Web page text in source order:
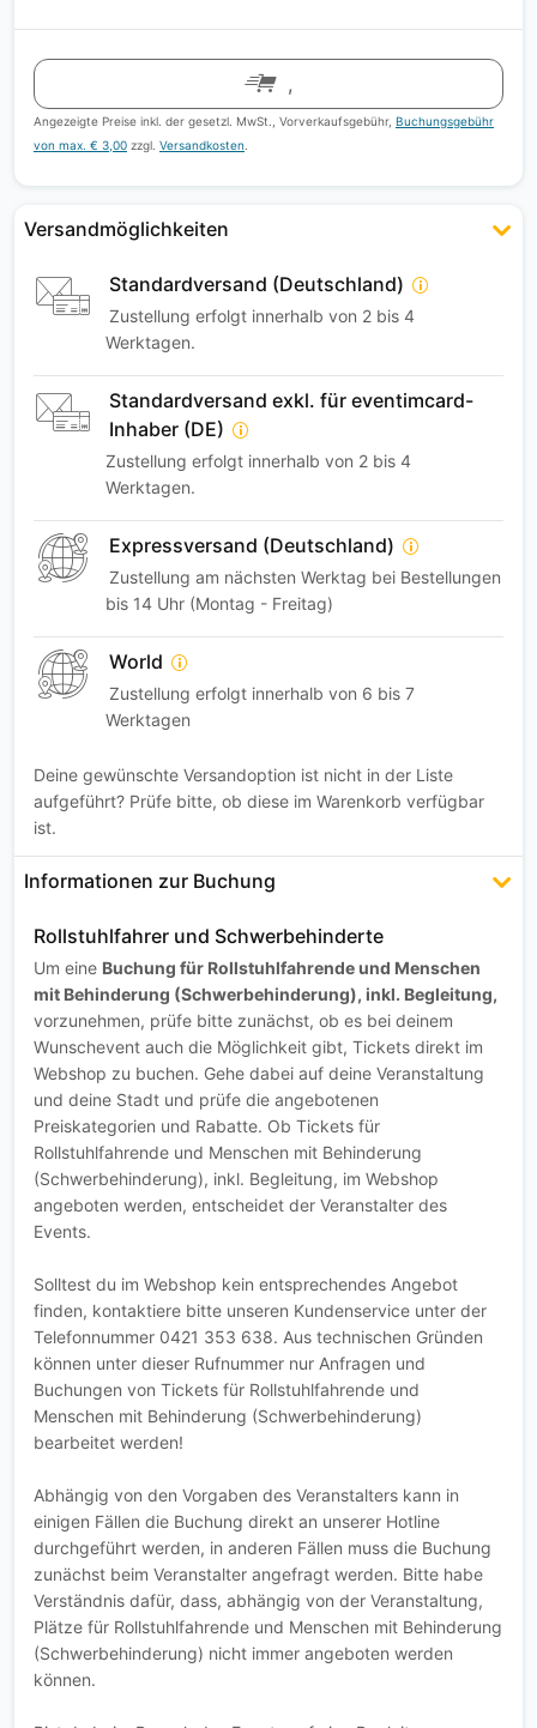
,
Angezeigte Preise inkl. der gesetzl. MwSt., Vorverkaufsgebühr, Buchungsgebühr
von max. € 3,00 zzgl. Versandkosten
Versandmöglichkeiten
Standardversand (Deutschland)
Zustellung erfolgt innerhalb von 2 bis 4
Werktagen.
Standardversand exkl. für eventimcard-
Inhaber (DE)
Zustellung erfolgt innerhalb von 2 bis 4
Werktagen.
Expressversand (Deutschland)
Zustellung am nächsten Werktag bei Bestellungen
bis 14 Uhr (Montag - Freitag)
World
Zustellung erfolgt innerhalb von 6 bis 7
Werktagen
Deine gewünschte Versandoption ist nicht in der Liste
aufgeführt? Prüfe bitte, ob diese im Warenkorb verfügbar
ist.
Informationen zur Buchung
Rollstuhlfahrer und Schwerbehinderte
Um eine Buchung für Rollstuhlfahrende und Menschen
mit Behinderung (Schwerbehinderung), inkl. Begleitung,
vorzunehmen, prüfe bitte zunächst, ob es bei deinem
Wunschevent auch die Möglichkeit gibt, Tickets direkt im
Webshop zu buchen. Gehe dabei auf deine Veranstaltung
und deine Stadt und prüfe die angebotenen
Preiskategorien und Rabatte. Ob Tickets für
Rollstuhlfahrende und Menschen mit Behinderung
(Schwerbehinderung), inkl. Begleitung, im Webshop
angeboten werden, entscheidet der Veranstalter des
Events.
Solltest du im Webshop kein entsprechendes Angebot
finden, kontaktiere bitte unseren Kundenservice unter der
Telefonnummer 0421 353 638. Aus technischen Gründen
können unter dieser Rufnummer nur Anfragen und
Buchungen von Tickets für Rollstuhlfahrende und
Menschen mit Behinderung (Schwerbehinderung)
bearbeitet werden!
Abhängig von den Vorgaben des Veranstalters kann in
einigen Fällen die Buchung direkt an unserer Hotline
durchgeführt werden, in anderen Fällen muss die Buchung
zunächst beim Veranstalter angefragt werden. Bitte habe
Verständnis dafür, dass, abhängig von der Veranstaltung,
Plätze für Rollstuhlfahrende und Menschen mit Behinderung
(Schwerbehinderung) nicht immer angeboten werden
können.